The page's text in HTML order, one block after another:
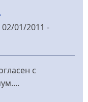
02/01/2011 -
с